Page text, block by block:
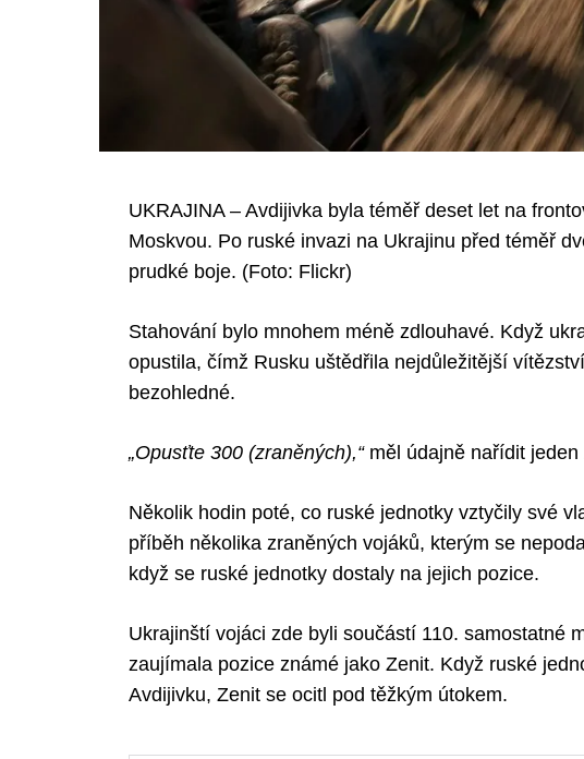
UKRAJINA – Avdijivka byla téměř deset let na
Moskvou. Po ruské invazi na Ukrajinu před téměř
prudké boje. (Foto: Flickr)
Stahování bylo mnohem méně zdlouhavé. Když
opustila, čímž Rusku uštědřila nejdůležitější
bezohledné.
„Opusťte 300 (zraněných),“měl údajně nařídit jeden
Několik hodin poté, co ruské jednotky vztyčily své
příběh několika zraněných vojáků, kterým se
když se ruské jednotky dostaly na jejich pozice.
Ukrajinští vojáci zde byli součástí 110. samostatné
zaujímala pozice známé jako Zenit. Když ruské
Avdijivku, Zenit se ocitl pod těžkým útokem.